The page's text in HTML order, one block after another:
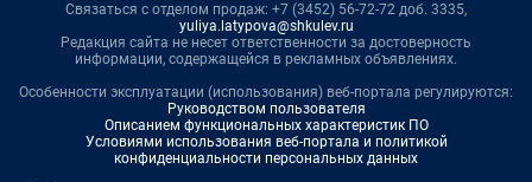
Связаться с отделом продаж: +7 (3452) 56-72-72 доб. 3335,
yuliya.latypova@shkulev.ru
Редакция сайта не несет ответственности за достоверность
информации, содержащейся в рекламных объявлениях.
Особенности эксплуатации (использования) веб-портала регулируются:
Руководством пользователя
Описанием функциональных характеристик ПО
Условиями использования веб-портала и политикой
конфиденциальности персональных данных